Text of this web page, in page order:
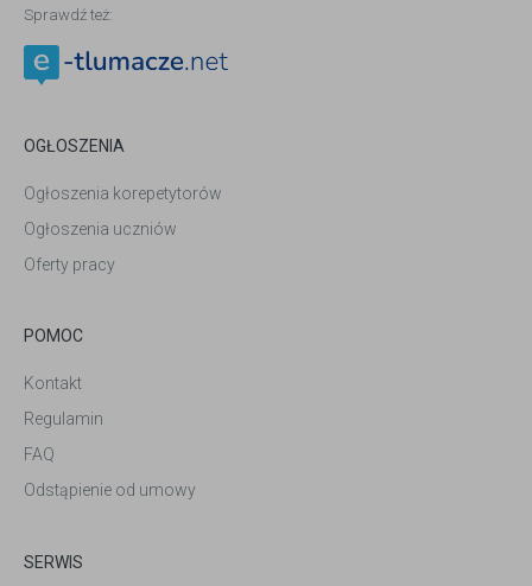
Sprawdź też:
OGŁOSZENIA
Ogłoszenia korepetytorów
Ogłoszenia uczniów
Oferty pracy
POMOC
Kontakt
Regulamin
FAQ
Odstąpienie od umowy
SERWIS